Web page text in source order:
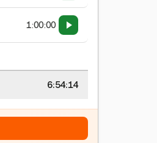
1:00:00
6:54:15